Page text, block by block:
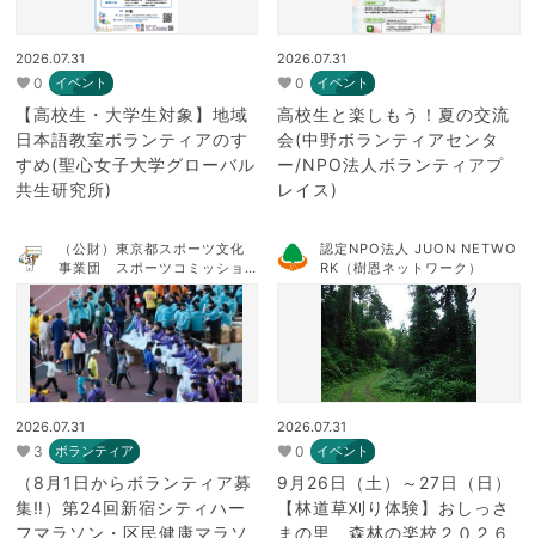
2026.07.31
0 イベント
【高校生・大学生対象】地域
日本語教室ボランティアのす
すめ(聖心女子大学グローバル
共生研究所)
2026.07.31
0 イベント
高校生と楽しもう！夏の交流
会(中野ボランティアセンタ
ー/NPO法人ボランティアプ
レイス)
（公財）東京都スポーツ文化
事業団 スポーツコミッショ
ンTOKYO
2026.07.31
3 ボランティア
（8月1日からボランティア募
集‼）第24回新宿シティハー
フマラソン・区民健康マラソ
認定NPO法人 JUON NETWO
RK（樹恩ネットワーク）
2026.07.31
0 イベント
9月26日（土）～27日（日）
【林道草刈り体験】おしっさ
まの里 森林の楽校２０２６